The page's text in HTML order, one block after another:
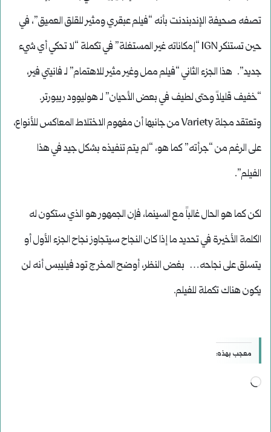
تصفه صحيفة الإندبندنت بأنه “فيلم عبقري ومثير للقلق العميق”، في
حين تستنكر IGN “إمكاناته غير المستغلة” في تكملة “لا تحكي أي شيء
جديد”. هذا الجزء الثاني “فيلم ممل وغير مثير للاهتمام” لـ فانيتي فير،
“خفيف قليلاً وحتى لطيف في بعض الأحيان” لـ هوليوود ريبورتر.
وتعتقد مجلة Variety من جانبها أن مفهوم الاختلاط المعاكس للأنواع،
على الرغم من “جرأته” كما هو، “لم يتم تنفيذه بشكل جيد في هذا
الفيلم”.
لكن كما هو الحال غالباً مع السينما، فإن الجمهور هو الذي ستكون له
الكلمة الأخيرة في تحديد ما إذا كان النجاح سيتجاوز نجاح الجزء الأول أو
يتسلق على نجاحه… بغض النظر، أوضح المخرج تود فيليبس أنه لن
يكون هناك تكملة للفيلم.
معجب بهذه:
جاري